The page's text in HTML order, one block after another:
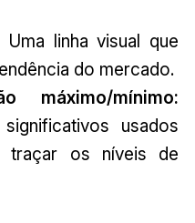
Uma linha visual que
do mercado.
máximo/mínimo:
usados
traçar os níveis de